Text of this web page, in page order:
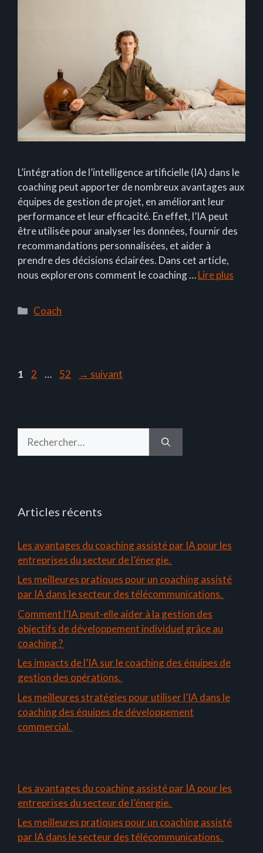
L’intégration de l’intelligence artificielle (IA) dans le
coaching peut apporter de nombreux avantages aux
équipes de gestion de projet, en améliorant leur
performance et leur efficacité. En effet, l’IA peut
être utilisée pour analyser les données, fournir des
recommandations personnalisées, et aider à
prendre des décisions éclairées. Dans cet article,
nous explorerons comment le coaching …Lire plus
Catégories
Coach
Page
1 Page
2 … Page
52 → suivant
Articles récents
Les avantages du coaching assisté par IA pour les
entreprises du secteur de l’énergie.
Les meilleures pratiques pour un coaching assisté
par IA dans le secteur des télécommunications.
Comment l’IA peut-elle aider à la gestion des
objectifs de développement individuel grâce au
coaching ?
Les impacts de l’IA sur le coaching des équipes de
gestion des opérations.
Les meilleures stratégies pour utiliser l’IA dans le
coaching des équipes de développement
commercial.
Les avantages du coaching assisté par IA pour les
entreprises du secteur de l’énergie.
Les meilleures pratiques pour un coaching assisté
par IA dans le secteur des télécommunications.